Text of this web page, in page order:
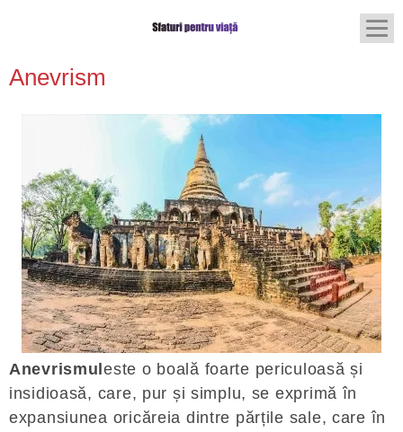
Anevrism
Anevrismuleste o boală foarte periculoasă și
insidioasă, care, pur și simplu, se exprimă în
expansiunea oricăreia dintre părțile sale, care în